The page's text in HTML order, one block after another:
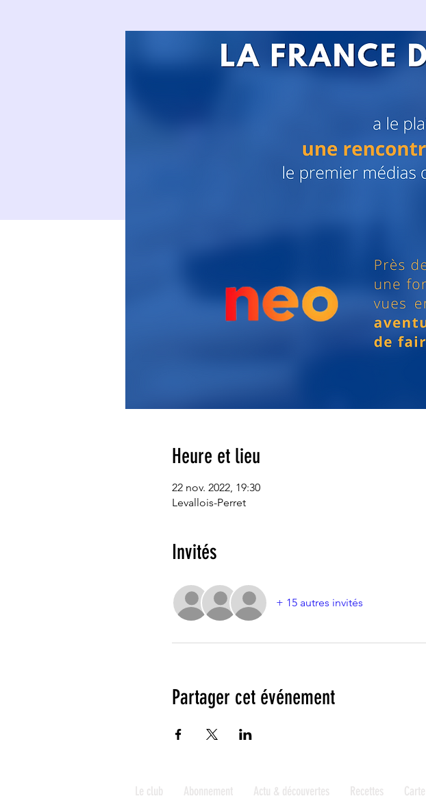
Heure et lieu
22 nov. 2022, 19:30
Levallois-Perret
Invités
+ 15 autres invités
Partager cet événement
Le club Abonnement Actu & découvertes Recettes Carte